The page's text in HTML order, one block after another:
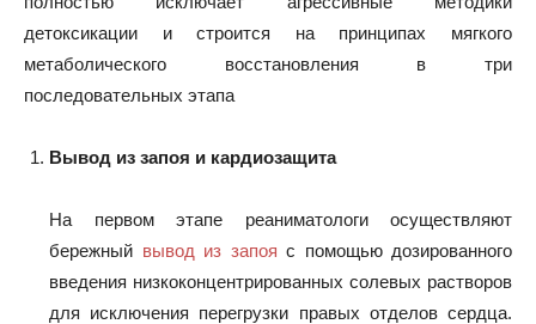
детоксикации и строится на принципах мягкого
метаболического восстановления в три
последовательных этапа
Вывод из запоя и кардиозащита
На первом этапе реаниматологи осуществляют
бережный вывод из запоя с помощью дозированного
введения низкоконцентрированных солевых растворов
для исключения перегрузки правых отделов сердца.